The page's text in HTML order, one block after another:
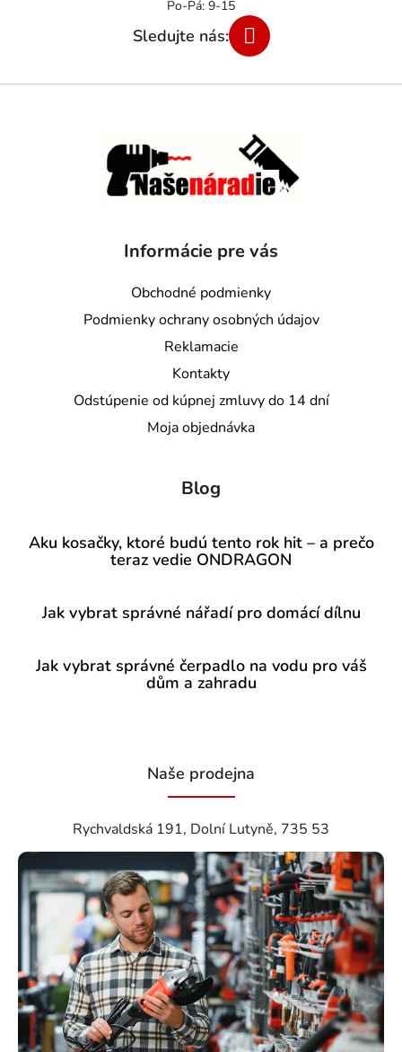
Informácie pre vás
Obchodné podmienky
Podmienky ochrany osobných údajov
Reklamacie
Kontakty
Odstúpenie od kúpnej zmluvy do 14 dní
Moja objednávka
Blog
Aku kosačky, ktoré budú tento rok hit – a prečo
teraz vedie ONDRAGON
Jak vybrat správné nářadí pro domácí dílnu
Jak vybrat správné čerpadlo na vodu pro váš
dům a zahradu
Naše prodejna
Rychvaldská 191, Dolní Lutyně, 735 53